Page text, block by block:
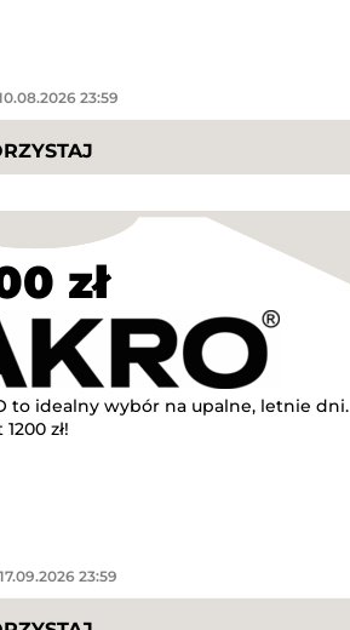
23:59
zł
to idealny wybór na upalne, letnie dni.
zł!
23:59